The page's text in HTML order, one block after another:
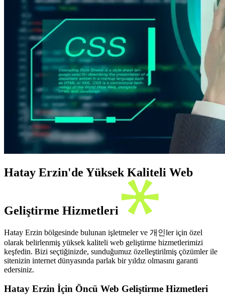
Hatay Erzin'de Yüksek Kaliteli Web
Geliştirme Hizmetleri
Hatay Erzin bölgesinde bulunan işletmeler ve 개인ler için özel
olarak belirlenmiş yüksek kaliteli web geliştirme hizmetlerimizi
keşfedin. Bizi seçtiğinizde, sunduğumuz özelleştirilmiş çözümler ile
sitenizin internet dünyasında parlak bir yıldız olmasını garanti
edersiniz.
Hatay Erzin İçin Öncü Web Geliştirme Hizmetleri